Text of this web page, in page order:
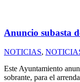
Anuncio subasta
NOTICIAS,
Este Ayuntamiento
sobrante, para el